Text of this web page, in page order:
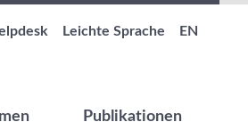
Publikationen
Leichte Sprache EN